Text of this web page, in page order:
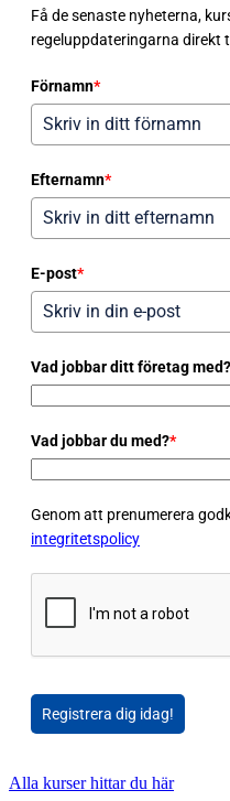
Få de senaste nyheterna,
regeluppdateringarna direkt
Förnamn*
Efternamn*
E-post*
Vad jobbar ditt företag med?
Vad jobbar du med?*
Genom att prenumerera
integritetspolicy
Registrera dig idag!
Alla kurser hittar du här